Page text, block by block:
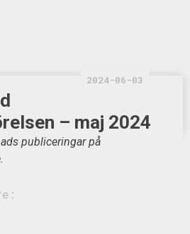
2024-06-03
– maj 2024
publiceringar på